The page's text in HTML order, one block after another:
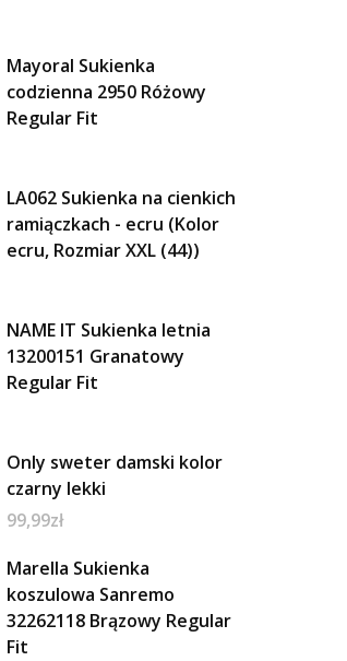
Mayoral Sukienka
codzienna 2950 Różowy
Regular Fit
LA062 Sukienka na cienkich
ramiączkach - ecru (Kolor
ecru, Rozmiar XXL (44))
NAME IT Sukienka letnia
13200151 Granatowy
Regular Fit
Only sweter damski kolor
czarny lekki
99,99zł
Marella Sukienka
koszulowa Sanremo
32262118 Brązowy Regular
Fit